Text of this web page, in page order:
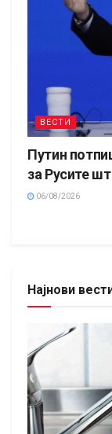
ВЕСТИ
Путин
за Русите
06/08/2026
Најнови